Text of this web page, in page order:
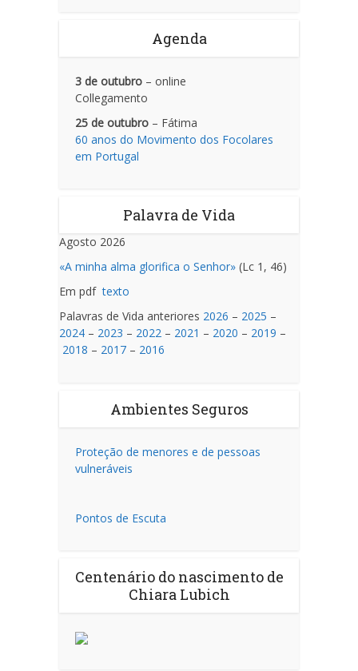
Agenda
3 de outubro – online
Collegamento
25 de outubro – Fátima
60 anos do Movimento dos Focolares
em Portugal
Palavra de Vida
Agosto 2026
«A minha alma glorifica o Senhor» (Lc 1, 46)
Em pdftexto
Palavras de Vida anteriores 2026 – 2025 –
2024 – 2023 – 2022 – 2021 – 2020 – 2019 –
2018 – 2017 – 2016
Ambientes Seguros
Proteção de menores e de pessoas
vulneráveis
Pontos de Escuta
Centenário do nascimento de
Chiara Lubich